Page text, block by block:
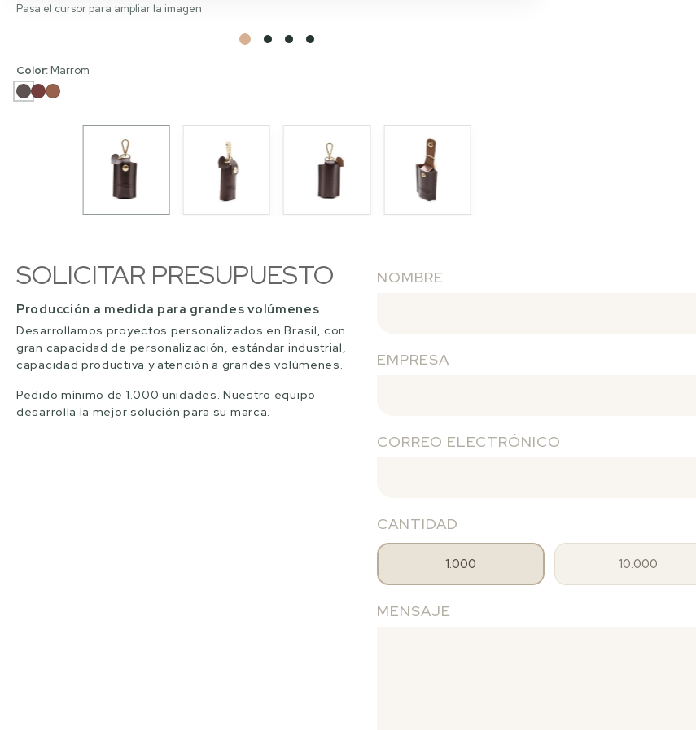
Pasa el cursor para ampliar la imagen
Color:Marrom
SOLICITAR PRESUPUESTO
Producción a medida para grandes volúmenes
Desarrollamos proyectos personalizados en Brasil, con
gran capacidad de personalización, estándar industrial,
capacidad productiva y atención a grandes volúmenes.
Pedido mínimo de 1.000 unidades. Nuestro equipo
desarrolla la mejor solución para su marca.
NOMBRE
EMPRESA
CORREO ELECTRÓNICO
CANTIDAD
1.000 10.000
MENSAJE